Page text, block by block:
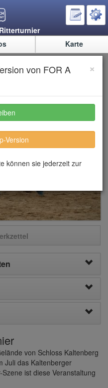
×
von FOR A
Version
können sie jederzeit zur
Karte
von Schloss Kaltenberg
Juli das Kaltenberger
ist diese Veranstaltung